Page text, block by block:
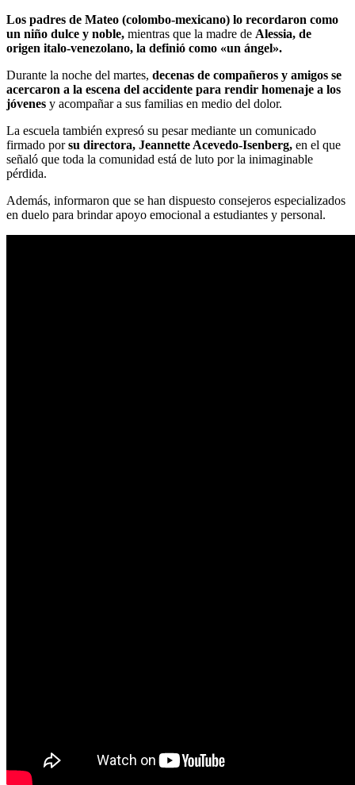
Los padres de Mateo (colombo-mexicano) lo recordaron como
un niño dulce y noble, mientras que la madre de Alessia, de
origen italo-venezolano, la definió como «un ángel».
Durante la noche del martes, decenas de compañeros y amigos se
acercaron a la escena del accidente para rendir homenaje a los
jóvenes y acompañar a sus familias en medio del dolor.
La escuela también expresó su pesar mediante un comunicado
firmado porsu directora, Jeannette Acevedo-Isenberg, en el que
señaló que toda la comunidad está de luto por la inimaginable
pérdida.
Además, informaron que se han dispuesto consejeros especializados
en duelo para brindar apoyo emocional a estudiantes y personal.